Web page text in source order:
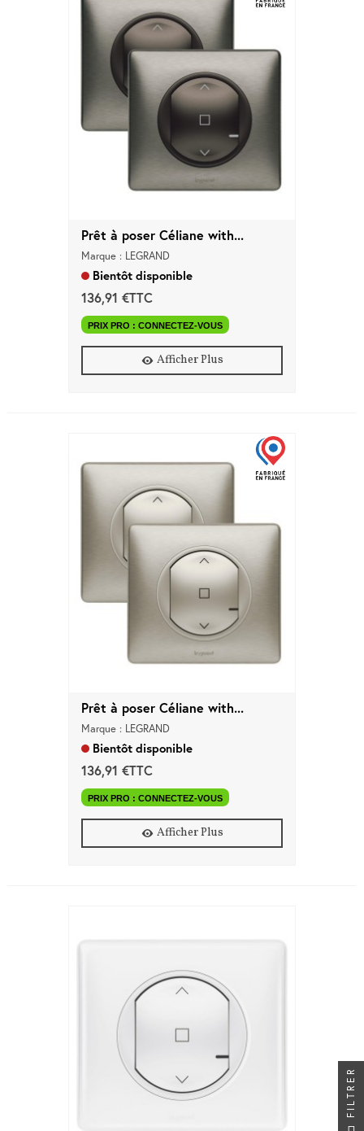
Prêt à poser Céliane with...
Marque : LEGRAND
Bientôt disponible
136,91 €TTC
PRIX PRO : CONNECTEZ-VOUS
Afficher Plus
Prêt à poser Céliane with...
Marque : LEGRAND
Bientôt disponible
136,91 €TTC
PRIX PRO : CONNECTEZ-VOUS
Afficher Plus
FILTRER